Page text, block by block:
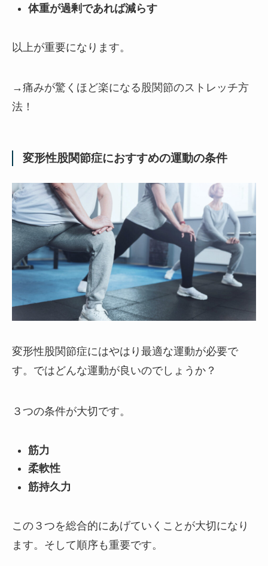
体重が過剰であれば減らす
以上が重要になります。
→痛みが驚くほど楽になる股関節のストレッチ方
法！
変形性股関節症におすすめの運動の条件
変形性股関節症にはやはり最適な運動が必要で
す。ではどんな運動が良いのでしょうか？
３つの条件が大切です。
筋力
柔軟性
筋持久力
この３つを総合的にあげていくことが大切になり
ます。そして順序も重要です。